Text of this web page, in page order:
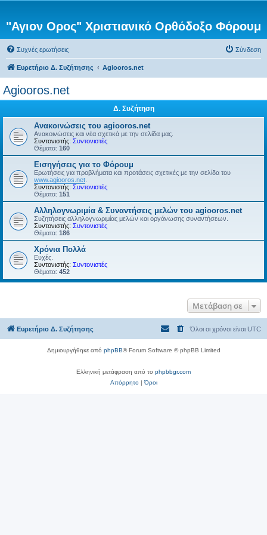
"Αγιον Ορος" Χριστιανικό Ορθόδοξο Φόρουμ
Συχνές ερωτήσεις Σύνδεση
Ευρετήριο Δ. Συζήτησης Agiooros.net
Agiooros.net
Δ. Συζήτηση
Ανακοινώσεις του agiooros.net
Ανακοινώσεις και νέα σχετικά με την σελίδα μας.
Συντονιστής: Συντονιστές
Θέματα: 160
Εισηγήσεις για το Φόρουμ
Ερωτήσεις για προβλήματα και προτάσεις σχετικές με την σελίδα του
www.agiooros.net
Συντονιστής: Συντονιστές
Θέματα: 151
Αλληλογνωριμία & Συναντήσεις μελών του agiooros.net
Συζητήσεις αλληλογνωριμίας μελών και οργάνωσης συναντήσεων.
Συντονιστής: Συντονιστές
Θέματα: 186
Χρόνια Πολλά
Ευχές.
Συντονιστής: Συντονιστές
Θέματα: 452
Μετάβαση σε
Ευρετήριο Δ. Συζήτησης Όλοι οι χρόνοι είναι UTC
Δημιουργήθηκε από phpBB® Forum Software © phpBB Limited
Ελληνική μετάφραση από το phpbbgr.com
Απόρρητο|Όροι